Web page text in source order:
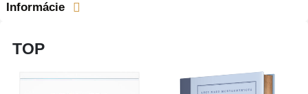
Informácie
TOP